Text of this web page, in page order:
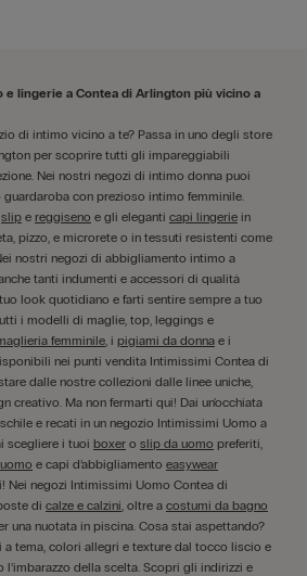
e lingerie a Contea di Arlington più vicino a
di intimo vicino a te? Passa in uno degli store
per scoprire tutti gli impareggiabili
Nei nostri negozi di intimo donna puoi
guardaroba con prezioso intimo femminile.
slip e reggiseno e gli eleganti capi lingerie in
pizzo, e microrete o in tessuti resistenti come
nostri negozi di abbigliamento intimo a
tanti indumenti e accessori di qualità
look quotidiano e farti sentire sempre a tuo
i modelli di maglie, top, leggings e
femminile, i pigiami da donna e i
nei punti vendita Intimissimi Contea di
dalle nostre collezioni dalle linee uniche,
creativo. Ma non fermarti qui! Dai un'occhiata
e recati in un negozio Intimissimi Uomo a
scegliere i tuoi boxer o slip da uomo preferiti,
e capi d’abbigliamento easywear
Nei negozi Intimissimi Uomo Contea di
di calze e calzini, oltre a costumi da bagno
una nuotata in piscina. Cosa stai aspettando?
a tema, colori allegri e texture dal tocco liscio e
l’imbarazzo della scelta. Scopri gli indirizzi e